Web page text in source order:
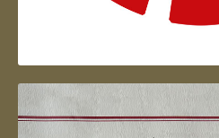
Artisan d'Alsace